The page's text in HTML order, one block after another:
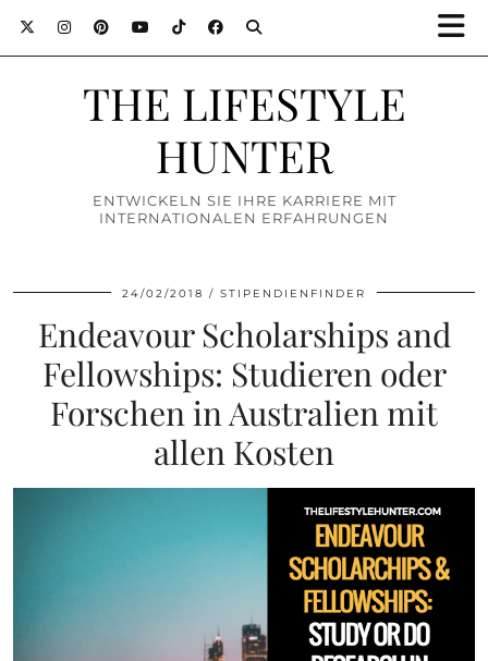
THE LIFESTYLE
HUNTER
ENTWICKELN SIE IHRE KARRIERE MIT
INTERNATIONALEN ERFAHRUNGEN
24/02/2018 STIPENDIENFINDER
Endeavour Scholarships and
Fellowships: Studieren oder
Forschen in Australien mit
allen Kosten